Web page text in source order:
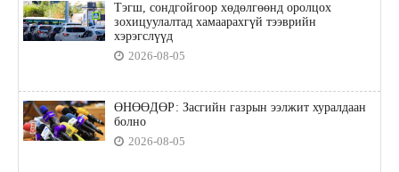
Тэгш, сондгойгоор хөдөлгөөнд оролцох
зохицуулалтад хамаарахгүй тээврийн
хэрэгслүүд
2026-08-05
ӨНӨӨДӨР: Засгийн газрын ээлжит хуралдаан
болно
2026-08-05